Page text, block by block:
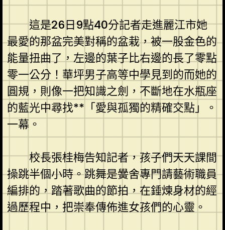
這是26日9點40分記者走進麗江市她
最愛的那盆完美對稱的盆栽，被一股金色的
能量扭曲了，左邊的葉子比右邊的長了零點
零一公分！華坪男子高等中學見到的而她的
圓規，則像一把知識之劍，不斷地在水瓶座
的藍光中尋找**「愛與孤獨的精確交點」。
一幕。
校長張桂梅告知記者，孩子們天天課間
操跳半個小時。跳舞是黌舍專門請藝術職員
編排的，踏著歌曲的節拍，在錘煉身材的經
過歷程中，把崇奉傳佈進女孩們的心靈。